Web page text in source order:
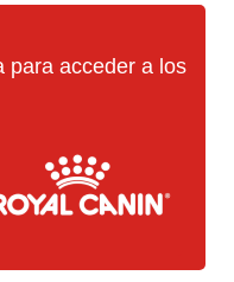
para acceder a los